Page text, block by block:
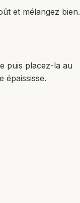
et mélangez bien.
puis placez-la au
épaississe.